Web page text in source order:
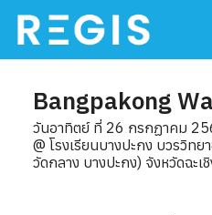
Bangpakong
วันอาทิตย์ ที่ 26 กรกฏาคม
@ โรงเรียนบางปะกง บวรวิท
วัดกลาง บางปะกง) จังหวัดฉะเชิ